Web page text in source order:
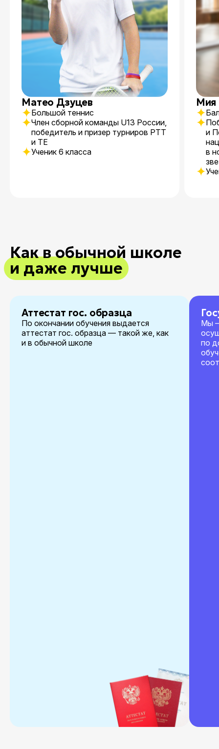
Матео Дзуцев
Большой теннис
Член сборной команды U13 России,
победитель и призер турниров РТТ
и ТЕ
Ученик 6 класса
Мия
и
в
Как в обычной школе
и даже лучше
Аттестат гос. образца
По окончании обучения выдается
аттестат гос. образца — такой же, как
и в обычной школе
Мы
по